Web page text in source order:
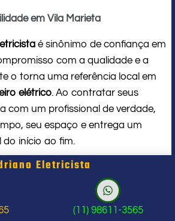
em Vila Marieta
é sinônimo de confiança em
com a qualidade e a
o torna uma referência local em
elétrico. Ao contratar seus
com um profissional de verdade,
seu espaço e entrega um
início ao fim.
chuveiro: sinais que
de chamar um
Eletricista
(11) 98611-3565